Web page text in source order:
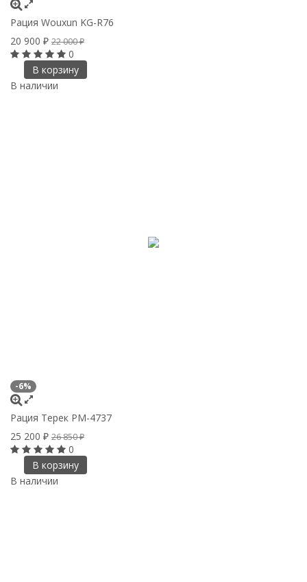
Рация Wouxun KG-R76
20 900 ₽ 22 000₽
0
В корзину
В наличии
-6%
Рация Терек РМ-4737
25 200 ₽ 26 850₽
0
В корзину
В наличии